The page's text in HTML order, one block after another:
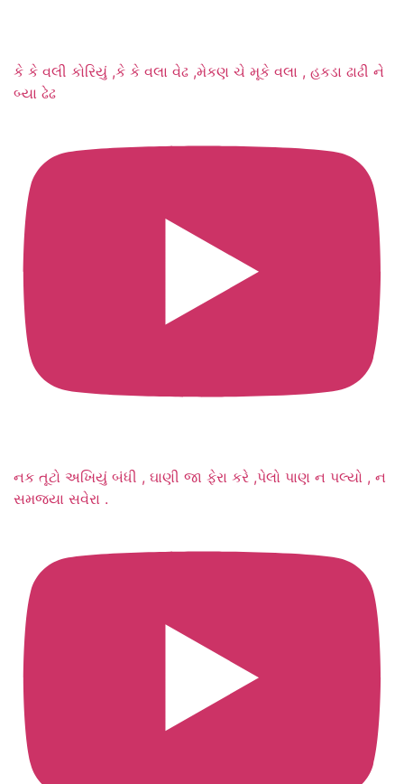
કે કે વલી કોરિયું ,કે કે વલા વેઢ ,મેકણ ચે મૂકે વલા , હકડા ઢાઢી ને
બ્યા ઢેઢ
નક તૂટો અખિયું બંધી , ઘાણી જા ફેરા કરે ,પેલો પાણ ન પલ્યો , ન
સમજ્યા સવેરા .